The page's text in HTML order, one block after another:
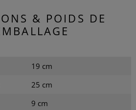
& POIDS DE
19 cm
25 cm
9 cm